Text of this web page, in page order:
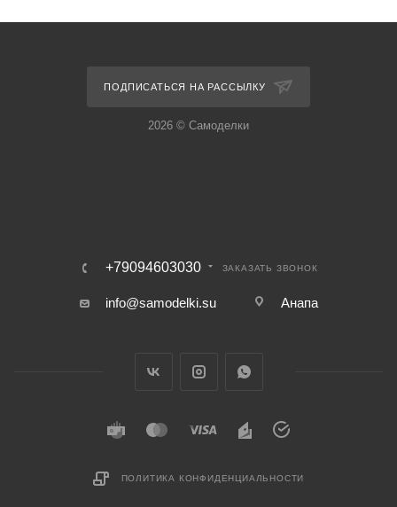
ПОДПИСАТЬСЯ НА РАССЫЛКУ
2026 © Самоделки
+79094603030 ЗАКАЗАТЬ ЗВОНОК
info@samodelki.su Анапа
ПОЛИТИКА КОНФИДЕНЦИАЛЬНОСТИ